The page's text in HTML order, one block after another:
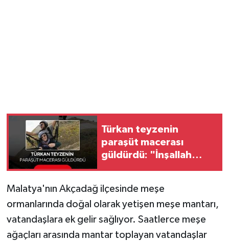
Türkan teyzenin
paraşüt macerası
güldürdü: "İnşallah
Malatya'nın Akçadağ ilçesinde meşe
ormanlarında doğal olarak yetişen meşe mantarı,
vatandaşlara ek gelir sağlıyor. Saatlerce meşe
ağaçları arasında mantar toplayan vatandaşlar